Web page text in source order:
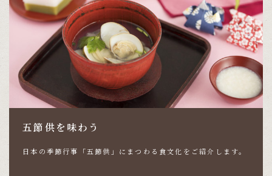
五節供を味わう
日本の季節行事「五節供」にまつわる食文化をご紹介します。